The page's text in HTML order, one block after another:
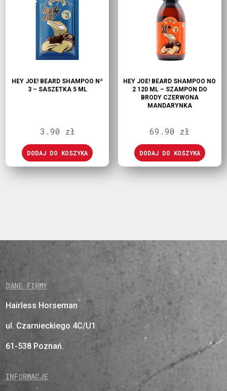
HEY JOE! BEARD SHAMPOO Nº
3 – SASZETKA 5 ML
3.90 zł
DODAJ DO KOSZYKA
HEY JOE! BEARD SHAMPOO NO
2 120 ML – SZAMPON DO
BRODY CZERWONA
MANDARYNKA
69.90 zł
DODAJ DO KOSZYKA
DANE FIRMY
Hairless Horseman
ul. Czarnieckiego 4C/U1
61-538 Poznań.
INFORMACJE